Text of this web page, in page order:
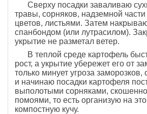
Сверху посадки заваливаю
травы, сорняков, надземной
цветов, листьями. Затем
спанбондом (или лутрасилом).
укрытие не разметал ветер.
В теплой среде картофель
рост, а укрытие убережет его от
только минует угроза
и начинаю посадки картофеля
выполотыми сорняками,
помоями, то есть организую на
компостную кучу.